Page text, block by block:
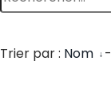
Trier par : Nom -